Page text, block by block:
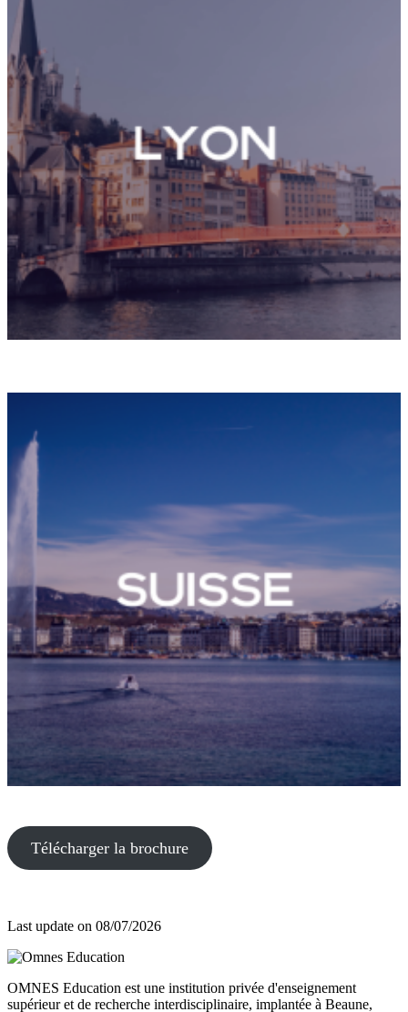
Télécharger la brochure
Last update on 08/07/2026
OMNES Education est une institution privée d'enseignement
supérieur et de recherche interdisciplinaire, implantée à Beaune,